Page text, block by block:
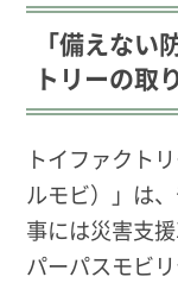
「備えな
トリーの取
トイファクト
ルモビ）」は
事には災害支
パーパスモビ